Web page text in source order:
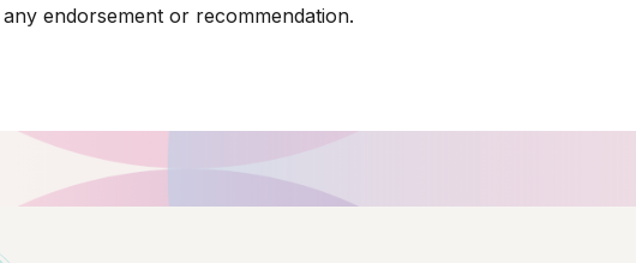
endorsement or recommendation.